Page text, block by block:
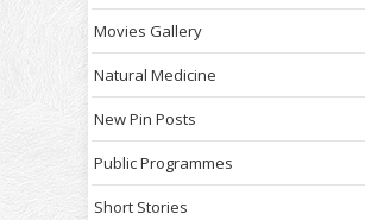
Movies Gallery
Natural Medicine
New Pin Posts
Public Programmes
Short Stories